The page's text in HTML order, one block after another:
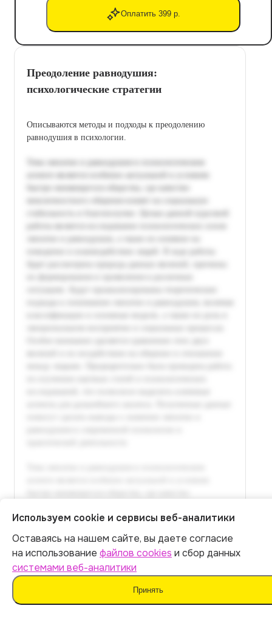
Оплатить 399 р.
Преодоление равнодушия:
психологические стратегии
Описываются методы и подходы к преодолению
равнодушия в психологии.
Итог:399р.
Оплатить
Используем cookie и сервисы веб-аналитики
Оставаясь на нашем сайте, вы даете согласие
на использование файлов cookies и сбор данных
системами веб-аналитики
Принять